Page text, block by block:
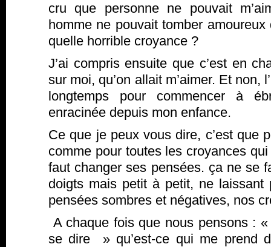
cru que personne ne pouvait
homme ne pouvait tomber
quelle horrible croyance ?
J’ai compris ensuite que c’est en
sur moi, qu’on allait m’aimer. Et non,
longtemps pour commencer à
enracinée depuis mon enfance.
Ce que je peux vous dire, c’est que
comme pour toutes les croyances
faut changer ses pensées. ça ne se
doigts mais petit à petit, ne laissant
pensées sombres et négatives, nos
A chaque fois que nous pensons :
se dire » qu’est-ce qui me prend